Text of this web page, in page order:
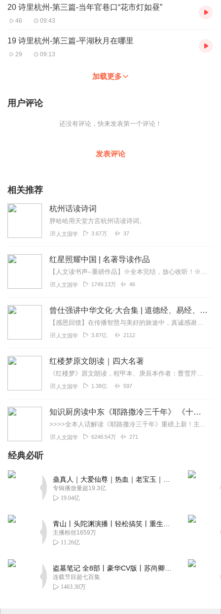
20 诗里杭州-第三篇-当年官巷口“花市灯如昼”
46 09:43
19 诗里杭州-第三篇-平湖秋月在哪里
29 09:13
加载更多
用户评论
还没有评论，快来发表第一个评论！
发表评论
相关推荐
杭州话读诗词
胖哈哈用天堂方言杭州话读诗词。
人文国学 3.67万 37
红星照耀中国 | 名著导读作品
【人文读书声--重磅作品】※全本完结，放心收听！※八年级（上）语文教科书名著导读指定作品，同名有声书！※著名翻译家董乐山先生权威中文译本！※人民文学出版...
人文国学 1749.13万 46
曾仕强讲中华文化·大合集 | 道德经、易经、三国演义中的国学
【感恩回馈】在传播智慧与美好的旅途中，真诚感谢每一位伙伴的温暖陪伴与鼎力支持！欢迎曾仕强学堂粉丝听友们入群交流，更多新鲜玩法和福利活动等你！添加微信：zengf...
人文国学 3.87亿 2112
红楼梦原文朗读｜四大名著
《红楼梦》原文朗读，程甲本、庚辰本作者：曹雪芹，朗读：白云出岫、蓝色百合《红楼梦》程甲本和庚辰本是该书两大重要版本。程甲本由程伟元和高鹗于乾隆五十六年（1791...
人文国学 1.38亿 597
知识厨房读中东《耶路撒冷三千年》 《十字军的故事》《奥斯曼帝国与土耳其》人话解读 | 读懂巴以冲突、叙利亚
>>>>全本人话解读《耶路撒冷三千年》重磅上新！主讲人「知识厨房」全新解读，3次奔赴以色列，直击巴以冲突，他经历了什么？又会给我们带来什么？欢迎收听，参与抽奖！...
人文国学 6248.54万 271
经典必听
专辑播放量超19.3亿
19.04亿
主播粉丝1659万
11.26亿
连载节目超七百集
1463.30万